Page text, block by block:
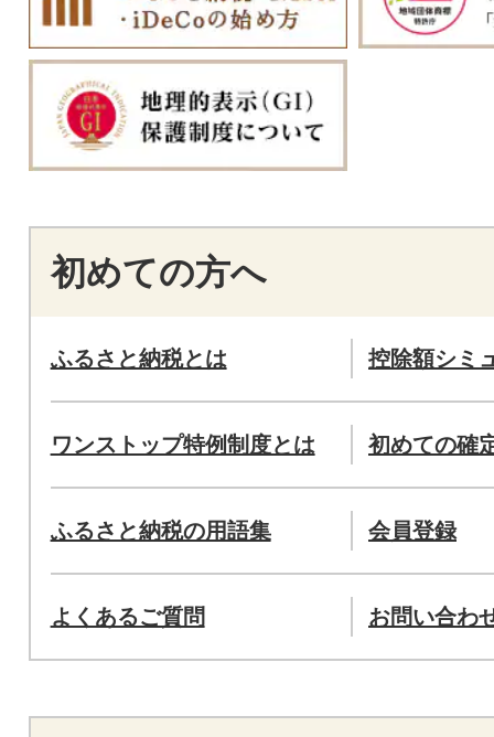
初めての方へ
ふるさと納税とは 控除額シミ
ワンストップ特例制度とは 初めての確
ふるさと納税の用語集 会員登録
よくあるご質問 お問い合わ